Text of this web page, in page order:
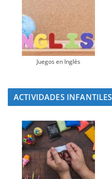
Juegos en Inglés
ACTIVIDADES INFANTILES